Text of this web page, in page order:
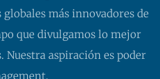
más innovadores de
que divulgamos lo mejor
Nuestra aspiración es poder